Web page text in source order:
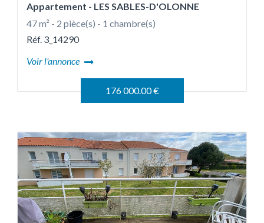
Appartement - LES SABLES-D'OLONNE
47 m² - 2 pièce(s) - 1 chambre(s)
Réf. 3_14290
Voir l'annonce
176 000.00 €